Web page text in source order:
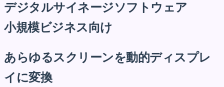
デジタルサイネージソフトウェア
小規模ビジネス向け
あらゆるスクリーンを動的ディスプレ
イに変換